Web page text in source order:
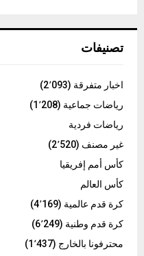
تصنيفات
اخبار متفرقة (2٬093)
رياضات جماعية (1٬208)
رياضات فردية
غير مصنف (2٬520)
كأس أمم إفريقيا
كأس العالم
كرة قدم عالمية (4٬169)
كرة قدم وطنية (6٬249)
محترفونا بالخارج (1٬437)